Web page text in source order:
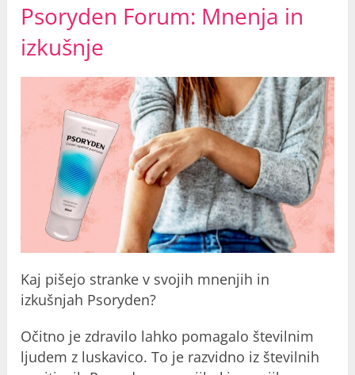
Psoryden Forum: Mnenja in
izkušnje
Kaj pišejo stranke v svojih mnenjih in
izkušnjah Psoryden?
Očitno je zdravilo lahko pomagalo številnim
ljudem z luskavico. To je razvidno iz številnih